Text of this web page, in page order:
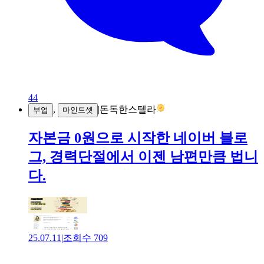
44
부업 , 마인드셋 |돈독한스텔라
자본금 0원으로 시작한 네이버 블로
그, 경력단절에서 이젠 남편만큼 법니
다.
25.07.11 |조회수 709